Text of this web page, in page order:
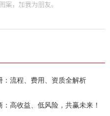
流程、费用、资质全解析
高收益、低风险，共赢未来！